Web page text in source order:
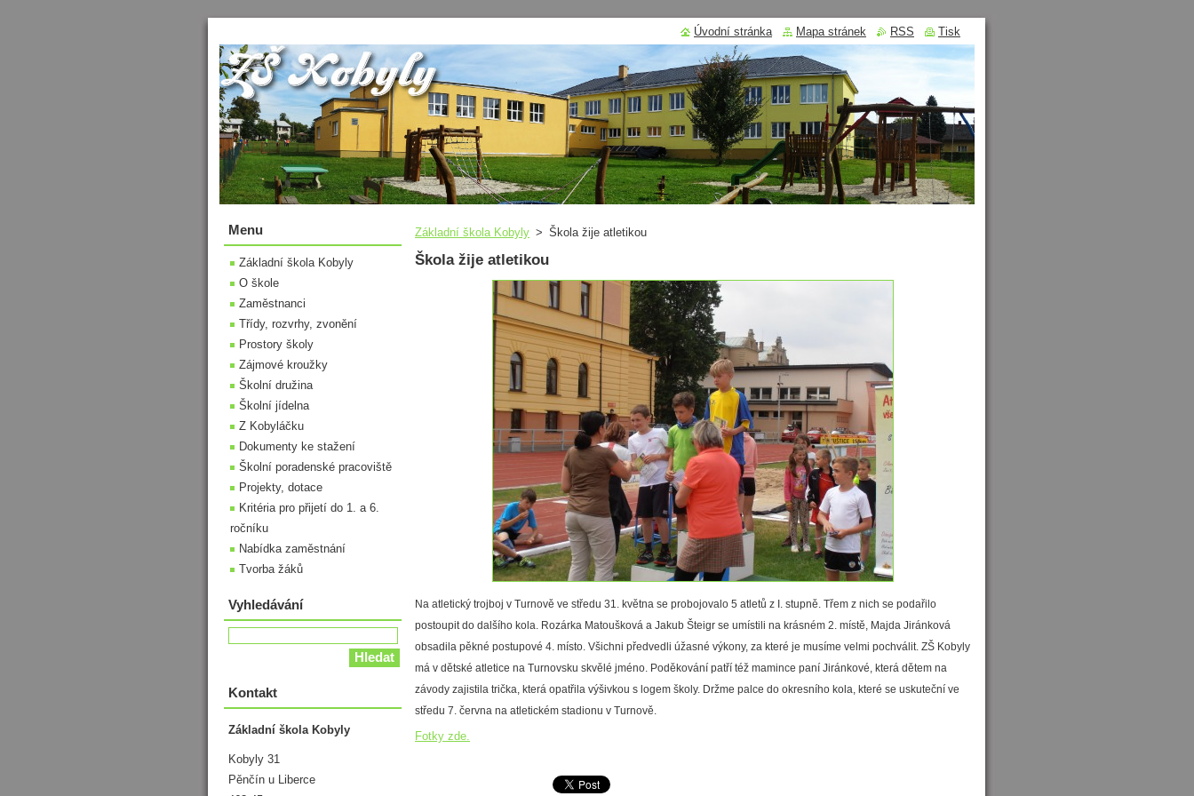
Základní škola Kobyly > Škola žije atletikou
Škola žije atletikou
Na atletický trojboj v Turnově ve středu 31. května se probojovalo 5 atletů z I. stupně. Třem z nich se podařilo
postoupit do dalšího kola. Rozárka Matoušková a Jakub Šteigr se umístili na krásném 2. místě, Majda Jiránková
obsadila pěkné postupové 4. místo. Všichni předvedli úžasné výkony, za které je musíme velmi pochválit. ZŠ Kobyly
má v dětské atletice na Turnovsku skvělé jméno. Poděkování patří též mamince paní Jiránkové, která dětem na
závody zajistila trička, která opatřila výšivkou s logem školy. Držme palce do okresního kola, které se uskuteční ve
středu 7. června na atletickém stadionu v Turnově.
Fotky zde.
Menu
Základní škola Kobyly
O škole
Zaměstnanci
Třídy, rozvrhy, zvonění
Prostory školy
Zájmové kroužky
Školní družina
Školní jídelna
Z Kobyláčku
Dokumenty ke stažení
Školní poradenské pracoviště
Projekty, dotace
Kritéria pro přijetí do 1. a 6.
ročníku
Nabídka zaměstnání
Tvorba žáků
Vyhledávání
Kontakt
Základní škola Kobyly
Kobyly 31
Pěnčín u Liberce
Úvodní stránka Mapa stránek RSS Tisk